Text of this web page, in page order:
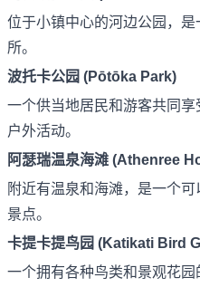
位于小镇中心的河边公园，
所。
波托卡公园 (Pōtōka Park)
一个供当地居民和游客共同
户外活动。
阿瑟瑞温泉海滩 (Athenree
附近有温泉和海滩，是一个
景点。
卡提卡提鸟园 (Katikati Bird
一个拥有各种鸟类和景观花园